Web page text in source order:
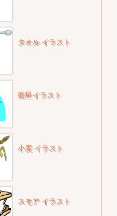
タオル イラスト
衛星イラスト
小麦 イラスト
スモア イラスト